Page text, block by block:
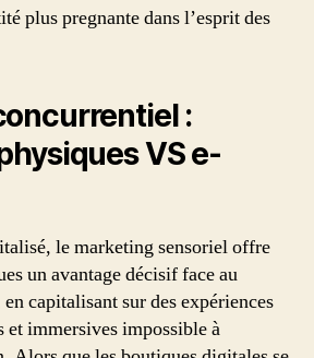
plus pregnante dans l’esprit des
:
VS e-
le marketing sensoriel offre
un avantage décisif face au
capitalisant sur des expériences
et immersives impossible à